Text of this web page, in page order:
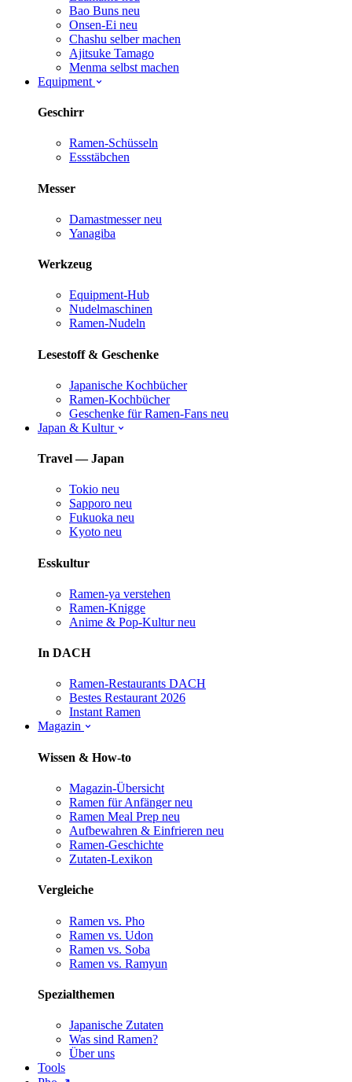
Bao Buns neu
Onsen-Ei neu
Chashu selber machen
Ajitsuke Tamago
Menma selbst machen
Equipment
Geschirr
Ramen-Schüsseln
Essstäbchen
Messer
Damastmesser neu
Yanagiba
Werkzeug
Equipment-Hub
Nudelmaschinen
Ramen-Nudeln
Lesestoff & Geschenke
Japanische Kochbücher
Ramen-Kochbücher
Geschenke für Ramen-Fans neu
Japan & Kultur
Travel — Japan
Tokio neu
Sapporo neu
Fukuoka neu
Kyoto neu
Esskultur
Ramen-ya verstehen
Ramen-Knigge
Anime & Pop-Kultur neu
In DACH
Ramen-Restaurants DACH
Bestes Restaurant 2026
Instant Ramen
Magazin
Wissen & How-to
Magazin-Übersicht
Ramen für Anfänger neu
Ramen Meal Prep neu
Aufbewahren & Einfrieren neu
Ramen-Geschichte
Zutaten-Lexikon
Vergleiche
Ramen vs. Pho
Ramen vs. Udon
Ramen vs. Soba
Ramen vs. Ramyun
Spezialthemen
Japanische Zutaten
Was sind Ramen?
Über uns
Tools